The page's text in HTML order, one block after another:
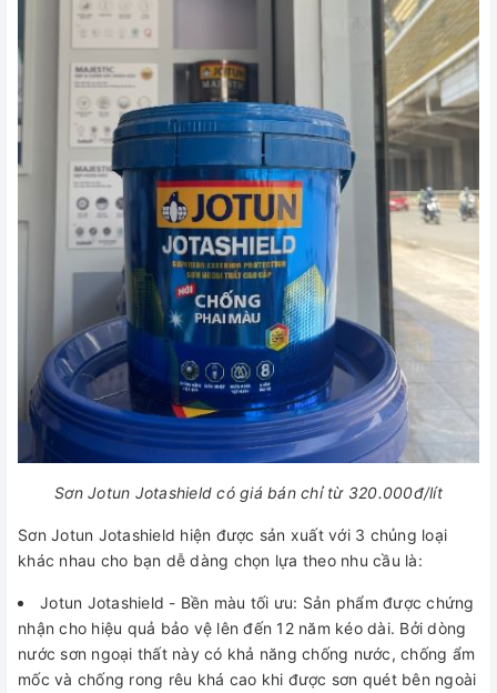
Sơn Jotun Jotashield có giá bán chỉ từ 320.000đ/lít
Sơn Jotun Jotashield hiện được sản xuất với 3 chủng loại
khác nhau cho bạn dễ dàng chọn lựa theo nhu cầu là:
Jotun Jotashield - Bền màu tối ưu: Sản phẩm được chứng
nhận cho hiệu quả bảo vệ lên đến 12 năm kéo dài. Bởi dòng
nước sơn ngoại thất này có khả năng chống nước, chống ẩm
mốc và chống rong rêu khá cao khi được sơn quét bên ngoài